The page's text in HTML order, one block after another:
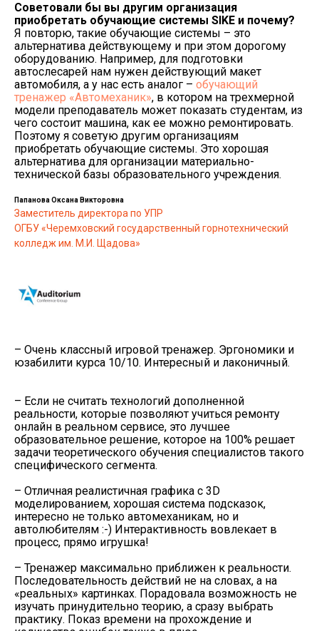
Советовали бы вы другим организация
приобретать обучающие системы SIKE и почему?
Я повторю, такие обучающие системы – это
альтернатива действующему и при этом дорогому
оборудованию. Например, для подготовки
автослесарей нам нужен действующий макет
автомобиля, а у нас есть аналог – обучающий
тренажер «Автомеханик», в котором на трехмерной
модели преподаватель может показать студентам, из
чего состоит машина, как ее можно ремонтировать.
Поэтому я советую другим организациям
приобретать обучающие системы. Это хорошая
альтернатива для организации материально-
технической базы образовательного учреждения.
Папанова Оксана Викторовна
Заместитель директора по УПР
ОГБУ «Черемховский государственный горнотехнический
колледж им. М.И. Щадова»
– Очень классный игровой тренажер. Эргономики и
юзабилити курса 10/10. Интересный и лаконичный.
– Если не считать технологий дополненной
реальности, которые позволяют учиться ремонту
онлайн в реальном сервисе, это лучшее
образовательное решение, которое на 100% решает
задачи теоретического обучения специалистов такого
специфического сегмента.
– Отличная реалистичная графика с 3D
моделированием, хорошая система подсказок,
интересно не только автомеханикам, но и
автолюбителям :-) Интерактивность вовлекает в
процесс, прямо игрушка!
– Тренажер максимально приближен к реальности.
Последовательность действий не на словах, а на
«реальных» картинках. Порадовала возможность не
изучать принудительно теорию, а сразу выбрать
практику. Показ времени на прохождение и